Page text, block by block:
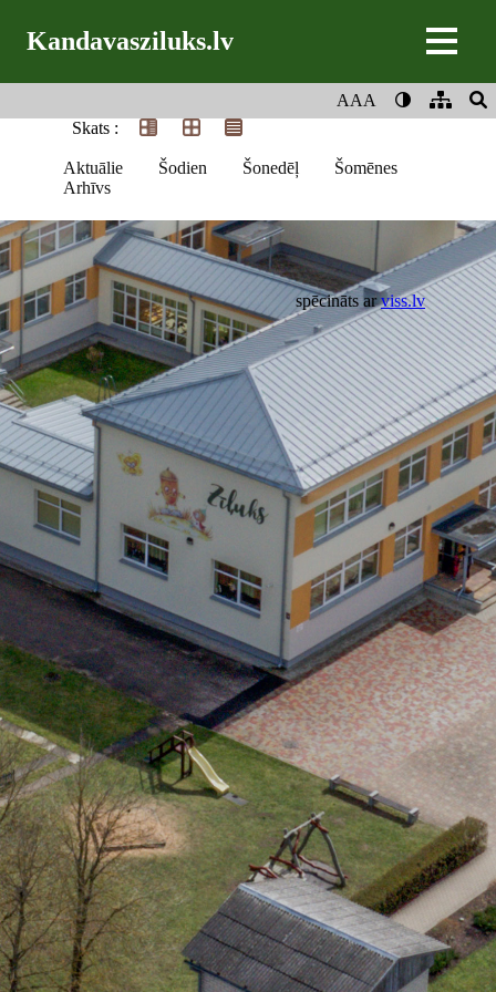
Kandavasziluks.lv
AAA
Skats :
Aktuālie Šodien Šonedēļ
Šomēnes
Arhīvs
spēcināts arviss.lv